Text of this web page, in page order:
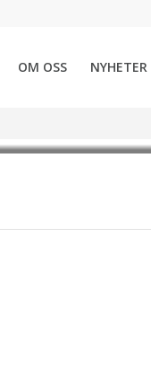
OM OSS NYHETER